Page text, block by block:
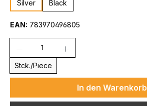
Silver Black
EAN: 783970496805
Stck./Piece
In den Warenkorb